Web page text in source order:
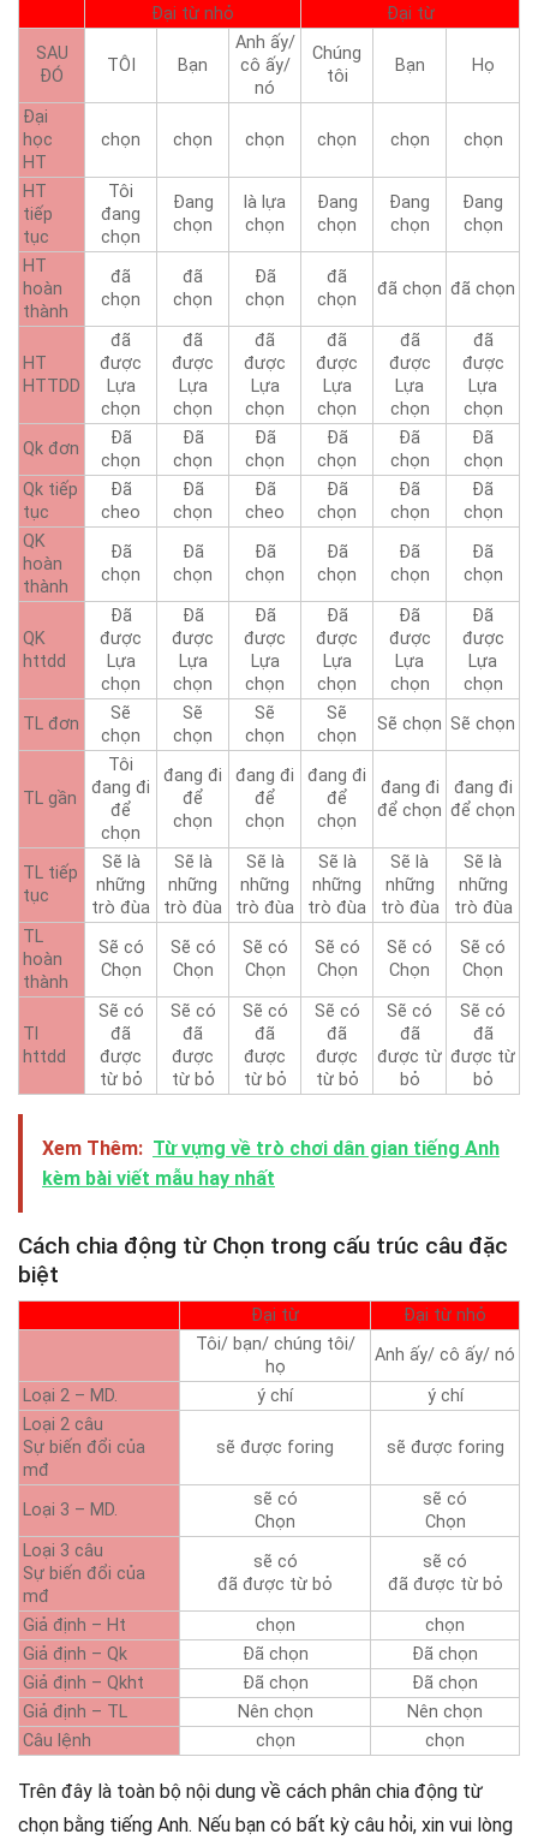
Đại từ nhỏ
Đại từ
SAU
ĐÓ
TÔI Bạn
Anh ấy/
cô ấy/
nó
Chúng
tôi
Bạn Họ
Đại
học
HT
chọn chọn chọn chọn chọn chọn
HT
tiếp
tục
Tôi
đang
chọn
Đang
chọn
là lựa
chọn
Đang
chọn
Đang
chọn
Đang
chọn
HT
hoàn
thành
đã
chọn
đã
chọn
Đã
chọn
đã
chọn
đã chọn đã chọn
HT
HTTDD
đã
được
Lựa
chọn
đã
được
Lựa
chọn
đã
được
Lựa
chọn
đã
được
Lựa
chọn
đã
được
Lựa
chọn
đã
được
Lựa
chọn
Qk đơn
Đã
chọn
Đã
chọn
Đã
chọn
Đã
chọn
Đã
chọn
Đã
chọn
Qk tiếp
tục
Đã
cheo
Đã
chọn
Đã
cheo
Đã
chọn
Đã
chọn
Đã
chọn
QK
hoàn
thành
Đã
chọn
Đã
chọn
Đã
chọn
Đã
chọn
Đã
chọn
Đã
chọn
QK
httdd
Đã
được
Lựa
chọn
Đã
được
Lựa
chọn
Đã
được
Lựa
chọn
Đã
được
Lựa
chọn
Đã
được
Lựa
chọn
Đã
được
Lựa
chọn
TL đơn
Sẽ
chọn
Sẽ
chọn
Sẽ
chọn
Sẽ
chọn
Sẽ chọn Sẽ chọn
TL gần
Tôi
đang đi
để
chọn
đang đi
để
chọn
đang đi
để
chọn
đang đi
để
chọn
đang đi
để chọn
đang đi
để chọn
TL tiếp
tục
Sẽ là
những
trò đùa
Sẽ là
những
trò đùa
Sẽ là
những
trò đùa
Sẽ là
những
trò đùa
Sẽ là
những
trò đùa
Sẽ là
những
trò đùa
TL
hoàn
thành
Sẽ có
Chọn
Sẽ có
Chọn
Sẽ có
Chọn
Sẽ có
Chọn
Sẽ có
Chọn
Sẽ có
Chọn
Tl
httdd
Sẽ có
đã
được
từ bỏ
Sẽ có
đã
được
từ bỏ
Sẽ có
đã
được
từ bỏ
Sẽ có
đã
được
từ bỏ
Sẽ có
đã
được từ
bỏ
Sẽ có
đã
được từ
bỏ
Xem Thêm: Từ vựng về trò chơi dân gian tiếng Anh
kèm bài viết mẫu hay nhất
Cách chia động từ Chọn trong cấu trúc câu đặc
biệt
Đại từ
Đại từ nhỏ
Tôi/ bạn/ chúng tôi/
họ
Anh ấy/ cô ấy/ nó
Loại 2 – MD.
ý chí
ý chí
Loại 2 câu
Sự biến đổi của
mđ
sẽ được foring sẽ được foring
Loại 3 – MD.
sẽ có
Chọn
sẽ có
Chọn
Loại 3 câu
Sự biến đổi của
mđ
sẽ có
đã được từ bỏ
sẽ có
đã được từ bỏ
Giả định – Ht
chọn
chọn
Giả định – Qk
Đã chọn
Đã chọn
Giả định – Qkht
Đã chọn
Đã chọn
Giả định – TL
Nên chọn
Nên chọn
Câu lệnh
chọn chọn
Trên đây là toàn bộ nội dung về cách phân chia động từ
chọn bằng tiếng Anh. Nếu bạn có bất kỳ câu hỏi, xin vui lòng